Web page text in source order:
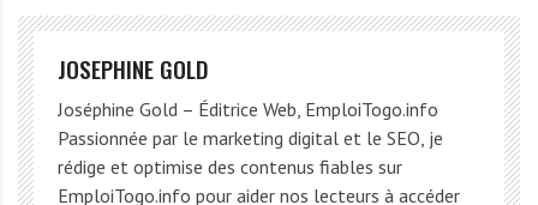
JOSEPHINE GOLD
Joséphine Gold – Éditrice Web, EmploiTogo.info
Passionnée par le marketing digital et le SEO, je
rédige et optimise des contenus fiables sur
EmploiTogo.info pour aider nos lecteurs à accéder